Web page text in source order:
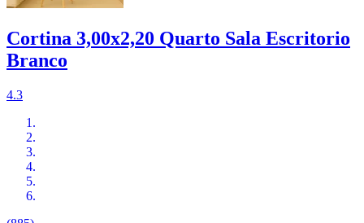
Cortina 3,00x2,20 Quarto Sala Escritorio
Branco
4.3